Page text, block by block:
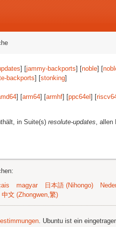
] [jammy-backports] [noble] [
backports] [stonking]
] [arm64] [armhf] [ppc64el ] [
in Suite(s) resolute-updates, allen
magyar 日本語 (Nihongo)
中文 (Zhongwen,繁)
. Ubuntu ist ein